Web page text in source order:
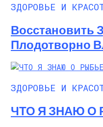
ЗДОРОВЬЕ И
Восстановить
Плодотворно
ЗДОРОВЬЕ И
ЧТО Я ЗНАЮ